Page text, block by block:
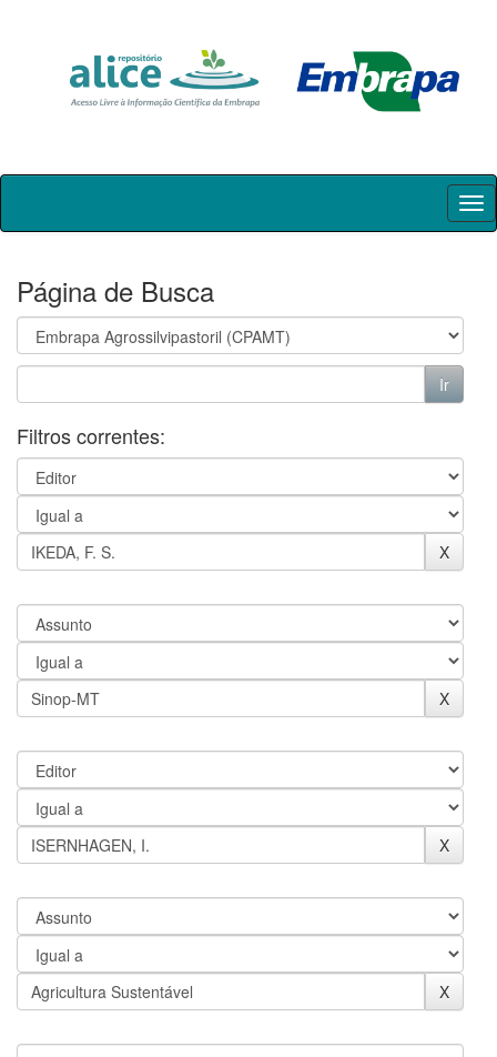
Skip
Página de Busca
Filtros correntes: